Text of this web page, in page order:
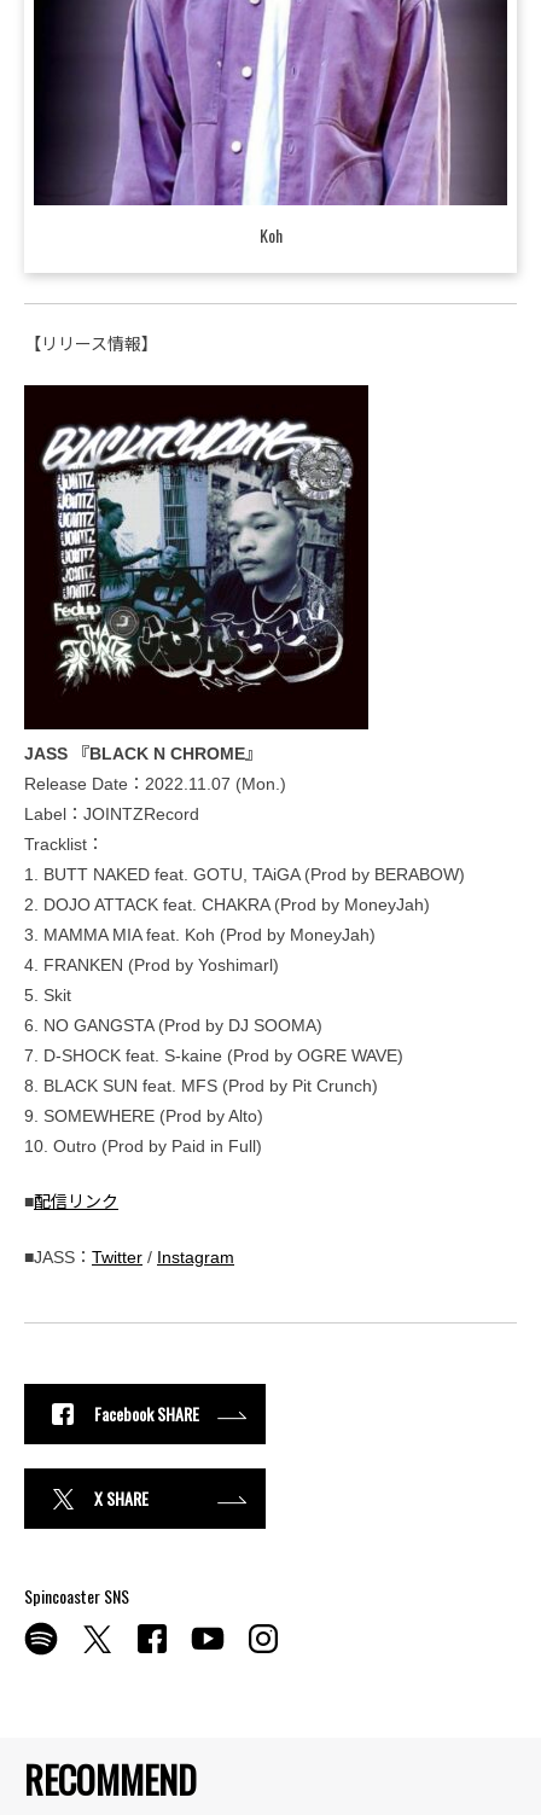
RECOMMEND
Koh
【リリース情報】
JASS 『BLACK N CHROME』
Release Date：2022.11.07 (Mon.)
Label：JOINTZRecord
Tracklist：
1. BUTT NAKED feat. GOTU, TAiGA (Prod by BERABOW)
2. DOJO ATTACK feat. CHAKRA (Prod by MoneyJah)
3. MAMMA MIA feat. Koh (Prod by MoneyJah)
4. FRANKEN (Prod by Yoshimarl)
5. Skit
6. NO GANGSTA (Prod by DJ SOOMA)
7. D-SHOCK feat. S-kaine (Prod by OGRE WAVE)
8. BLACK SUN feat. MFS (Prod by Pit Crunch)
9. SOMEWHERE (Prod by Alto)
10. Outro (Prod by Paid in Full)
■配信リンク
■JASS： Twitter / Instagram
Facebook SHARE
X SHARE
Spincoaster SNS